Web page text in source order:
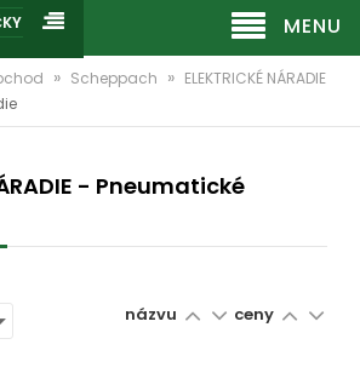
MENU
» Scheppach » ELEKTRICKÉ NÁRADIE
- Pneumatické
názvu ceny